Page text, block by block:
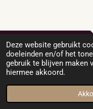
Deze website gebruikt
doeleinden en/of het
gebruik te blijven maken
hiermee akkoord.
Copyright Helly-Hobby-Model:
de eigenaar of fotograaf worden